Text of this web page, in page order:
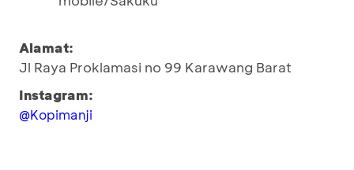
Alamat:
Jl Raya Proklamasi no 99 Karawang Barat
Instagram:
@Kopimanji